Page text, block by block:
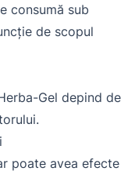
consumă sub
de scopul
Gel depind de
poate avea efecte